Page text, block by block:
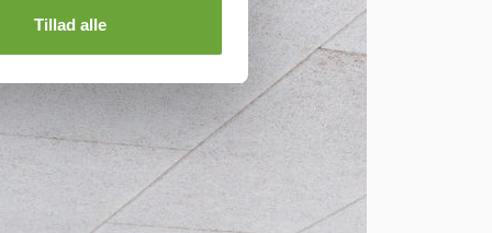
Tillad alle